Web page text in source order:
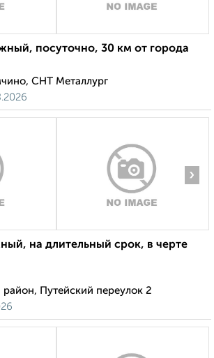
посуточно, 30 км от города
СНТ Металлург
›
на длительный срок, в черте
Путейский переулок 2